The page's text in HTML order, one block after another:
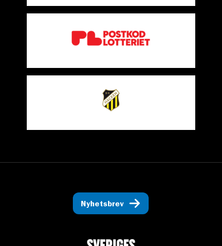
Nyhetsbrev